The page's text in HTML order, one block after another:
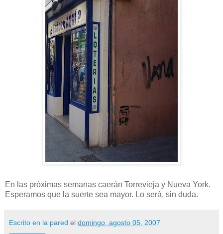
En las próximas semanas caerán Torrevieja y Nueva York.
Esperamos que la suerte sea mayor. Lo será, sin duda.
Escrito en la pared el domingo, agosto 05, 2007